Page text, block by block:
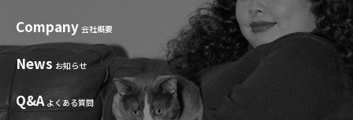
Company 会社概要
News お知らせ
Q&A よくある質問